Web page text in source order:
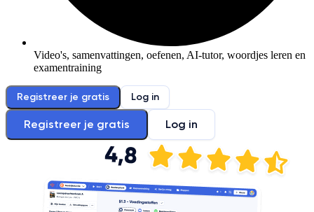
Video's, samenvattingen, oefenen, AI-tutor, woordjes leren en
examentraining
Registreer je gratis Log in
Registreer je gratis Log in